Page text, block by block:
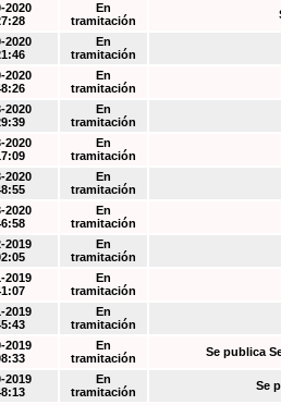
2020
En
tramitación
2020
En
tramitación
2020
En
tramitación
2020
En
tramitación
2020
En
tramitación
2020
En
tramitación
2020
En
tramitación
2019
En
tramitación
2019
En
tramitación
2019
En
tramitación
2019
En
tramitación
Se publica
2019
En
tramitación
Se